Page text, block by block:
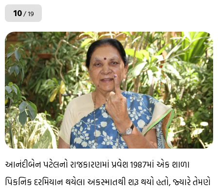
10/ 19
આનંદીબેન પટેલનો રાજકારણમાં પ્રવેશ 1987માં એક શાળા
પિકનિક દરમિયાન થયેલા અકસ્માતથી શરૂ થયો હતો, જ્યારે તેમણે